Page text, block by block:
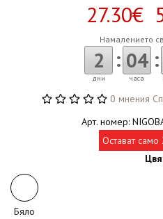
27.30€
Намалението
2
дни
: 04
часа
:
0 мнения
Арт. номер:
Остават само
Бяло